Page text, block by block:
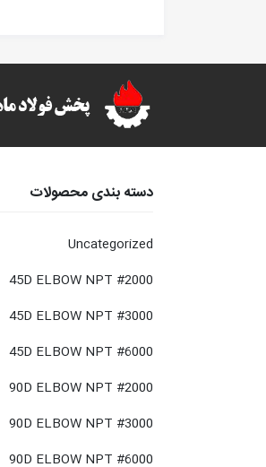
دسته بندی محصولات
Uncategorized
45D ELBOW NPT #2000
45D ELBOW NPT #3000
45D ELBOW NPT #6000
90D ELBOW NPT #2000
90D ELBOW NPT #3000
90D ELBOW NPT #6000